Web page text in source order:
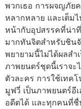
พวกเธอ การผจญภัย
หลากหลาย และเต็ม
หน้ากับอุปสรรคที่น่าทึ่
มากทันจิตสำหรับชิน
พยายามนี้ไม่ได้ผลสำ
ภาพยนตร์ชุดนี้เราจะ
ตัวละคร การใช้เทค
มูฟวี่ เป็นภาพยนตร์อี
อดีตได้ และทุกคนที่ชื่